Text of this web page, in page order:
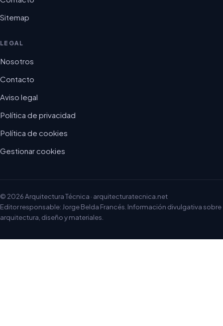
Sitemap
LEGAL
Nosotros
Contacto
Aviso legal
Política de privacidad
Política de cookies
Gestionar cookies
© 2026 Arquitectura Técnica · arquitecturatecnica.net
Editor responsable: Jorge Belda Francés. Información divulgativa sobre
arquitectura, diseño y materiales.